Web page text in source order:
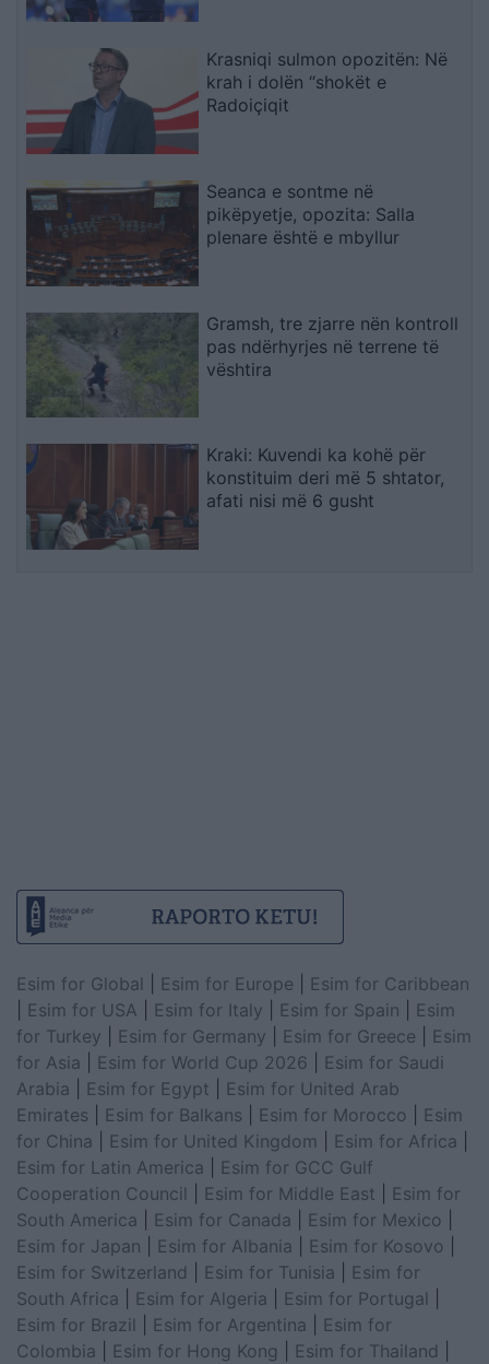
Krasniqi sulmon opozitën: Në
krah i dolën “shokët e
Radoiçiqit
Seanca e sontme në
pikëpyetje, opozita: Salla
plenare është e mbyllur
Gramsh, tre zjarre nën kontroll
pas ndërhyrjes në terrene të
vështira
Kraki: Kuvendi ka kohë për
konstituim deri më 5 shtator,
afati nisi më 6 gusht
Esim for Global Esim for Europe
Esim for Caribbean
Esim for USA Esim for Italy Esim for Spain
Esim
for Turkey
Esim for Germany Esim for Greece
Esim
for Asia
Esim for World Cup 2026
Esim for Saudi
Arabia
Esim for Egypt
Esim for United Arab
Emirates
Esim for Balkans Esim for Morocco
Esim
for China
Esim for United Kingdom Esim for Africa
Esim for Latin America
Esim for GCC Gulf
Cooperation Council
Esim for Middle East
Esim for
South America
Esim for Canada Esim for Mexico
Esim for Japan
Esim for Albania Esim for Kosovo
Esim for Switzerland
Esim for Tunisia
Esim for
South Africa
Esim for Algeria Esim for Portugal
Esim for Brazil
Esim for Argentina
Esim for
Colombia
Esim for Hong Kong Esim for Thailand